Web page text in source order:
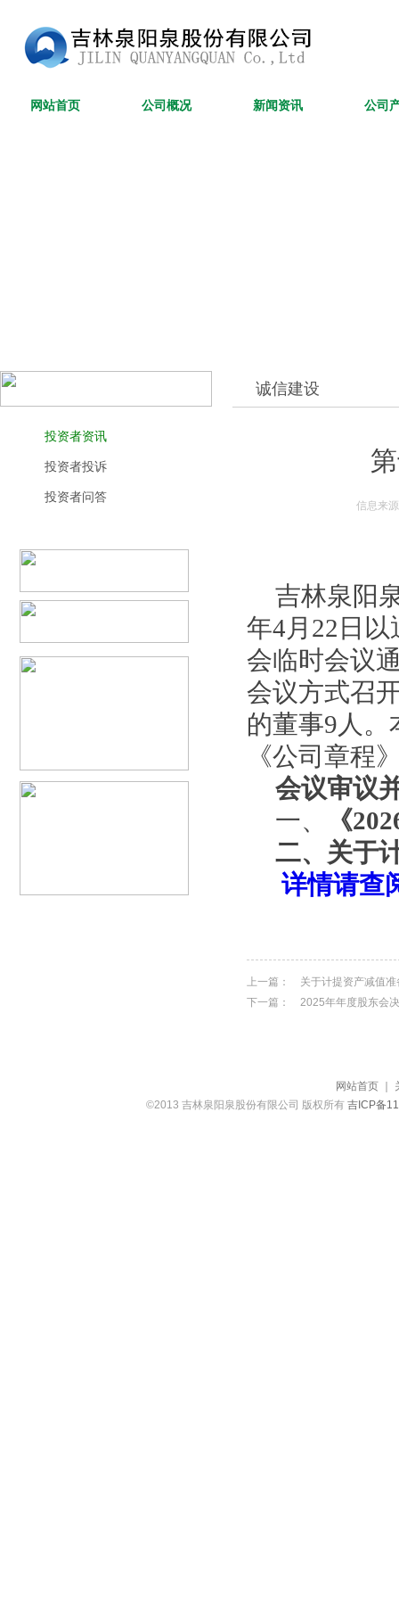
网站首页 公司概况 新闻资讯 公司
投资者资讯
投资者投诉
投资者问答
诚信建设
信息来
吉林泉阳
年4月 22 日
会临时会议
会议方式召
的董事9 人
《公司章程
会议审议
一、
《
二、 关于
详情请查
上一篇：
关于计提资产减值
下一篇：
2025年年度股东会
网站首页
©2013 吉林泉阳泉股份有限公司 版权所有吉ICP备